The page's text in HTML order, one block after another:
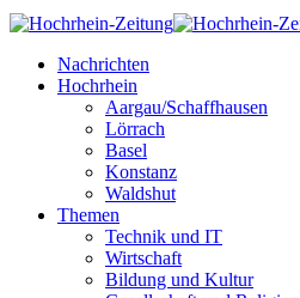
Nachrichten
Hochrhein
Aargau/Schaffhausen
Lörrach
Basel
Konstanz
Waldshut
Themen
Technik und IT
Wirtschaft
Bildung und Kultur